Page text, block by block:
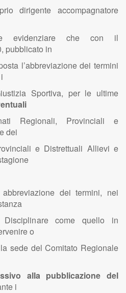
dirigente accompagnatore
evidenziare che con il
pubblicato in
l’abbreviazione dei termini
Sportiva, per le ultime
Regionali, Provinciali e
dei
e Distrettuali Allievi e
dei termini, nei
come quello in
o
sede del Comitato Regionale
alla pubblicazione del
i